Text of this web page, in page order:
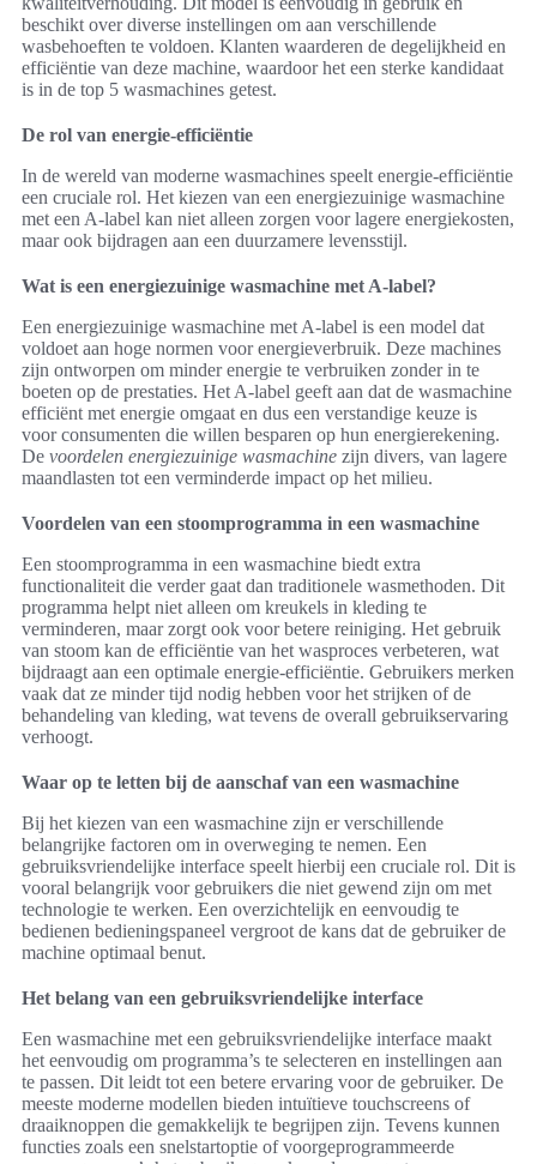
beschikt over diverse instellingen om aan verschillende
wasbehoeften te voldoen. Klanten waarderen de degelijkheid en
efficiëntie van deze machine, waardoor het een sterke kandidaat
is in de top 5 wasmachines getest.
De rol van energie-efficiëntie
In de wereld van moderne wasmachines speelt energie-efficiëntie
een cruciale rol. Het kiezen van een energiezuinige wasmachine
met een A-label kan niet alleen zorgen voor lagere energiekosten,
maar ook bijdragen aan een duurzamere levensstijl.
Wat is een energiezuinige wasmachine met A-label?
Een energiezuinige wasmachine met A-label is een model dat
voldoet aan hoge normen voor energieverbruik. Deze machines
zijn ontworpen om minder energie te verbruiken zonder in te
boeten op de prestaties. Het A-label geeft aan dat de wasmachine
efficiënt met energie omgaat en dus een verstandige keuze is
voor consumenten die willen besparen op hun energierekening.
De voordelen energiezuinige wasmachine zijn divers, van lagere
maandlasten tot een verminderde impact op het milieu.
Voordelen van een stoomprogramma in een wasmachine
Een stoomprogramma in een wasmachine biedt extra
functionaliteit die verder gaat dan traditionele wasmethoden. Dit
programma helpt niet alleen om kreukels in kleding te
verminderen, maar zorgt ook voor betere reiniging. Het gebruik
van stoom kan de efficiëntie van het wasproces verbeteren, wat
bijdraagt aan een optimale energie-efficiëntie. Gebruikers merken
vaak dat ze minder tijd nodig hebben voor het strijken of de
behandeling van kleding, wat tevens de overall gebruikservaring
verhoogt.
Waar op te letten bij de aanschaf van een wasmachine
Bij het kiezen van een wasmachine zijn er verschillende
belangrijke factoren om in overweging te nemen. Een
gebruiksvriendelijke interface speelt hierbij een cruciale rol. Dit is
vooral belangrijk voor gebruikers die niet gewend zijn om met
technologie te werken. Een overzichtelijk en eenvoudig te
bedienen bedieningspaneel vergroot de kans dat de gebruiker de
machine optimaal benut.
Het belang van een gebruiksvriendelijke interface
Een wasmachine met een gebruiksvriendelijke interface maakt
het eenvoudig om programma’s te selecteren en instellingen aan
te passen. Dit leidt tot een betere ervaring voor de gebruiker. De
meeste moderne modellen bieden intuïtieve touchscreens of
draaiknoppen die gemakkelijk te begrijpen zijn. Tevens kunnen
functies zoals een snelstartoptie of voorgeprogrammeerde